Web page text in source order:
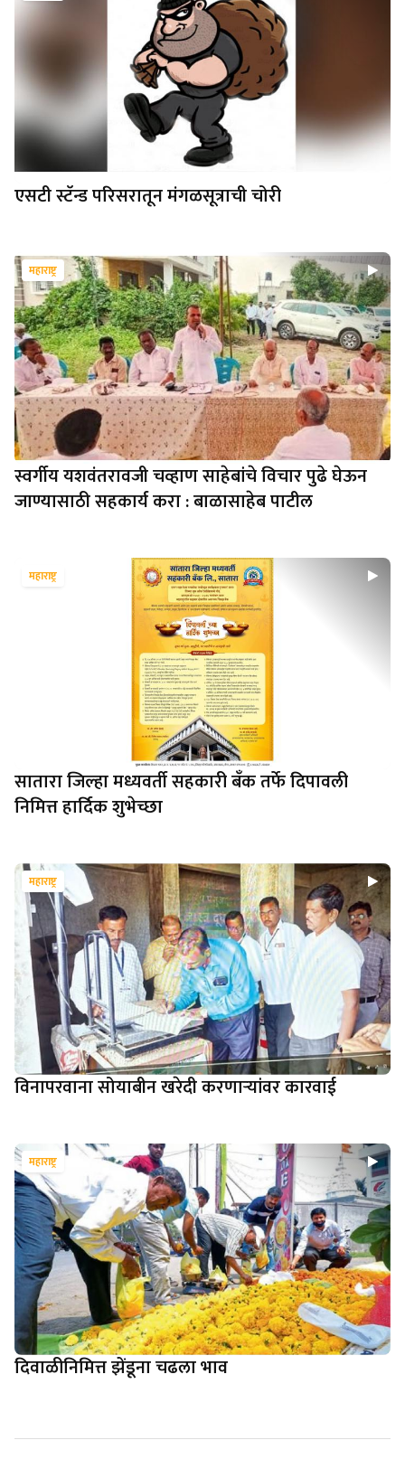
एसटी स्टॅन्ड परिसरातून मंगळसूत्राची चोरी
महाराष्ट्र
स्वर्गीय यशवंतरावजी चव्हाण साहेबांचे विचार पुढे घेऊन
जाण्यासाठी सहकार्य करा : बाळासाहेब पाटील
महाराष्ट्र
सातारा जिल्हा मध्यवर्ती सहकारी बँक तर्फे दिपावली
निमित्त हार्दिक शुभेच्छा
महाराष्ट्र
विनापरवाना सोयाबीन खरेदी करणार्‍यांवर कारवाई
महाराष्ट्र
दिवाळीनिमित्त झेंडूना चढला भाव